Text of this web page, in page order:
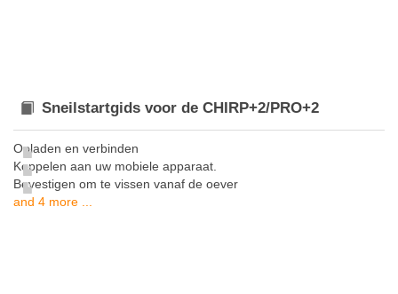
Sneilstartgids voor de CHIRP+2/PRO+2
Opladen en verbinden
Koppelen aan uw mobiele apparaat.
Bevestigen om te vissen vanaf de oever
and 4 more ...